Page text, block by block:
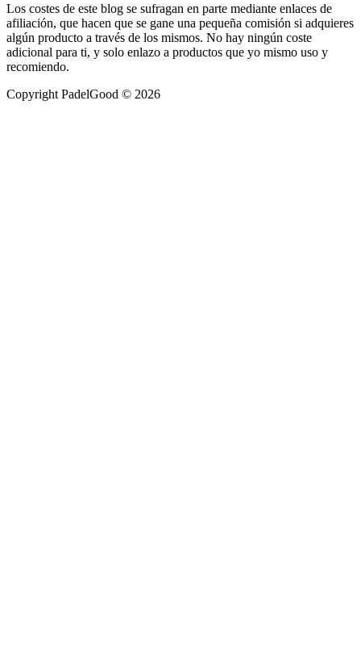
Los costes de este blog se sufragan en parte mediante enlaces de
afiliación, que hacen que se gane una pequeña comisión si adquieres
algún producto a través de los mismos. No hay ningún coste
adicional para ti, y solo enlazo a productos que yo mismo uso y
recomiendo.
Copyright PadelGood © 2026